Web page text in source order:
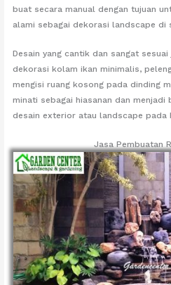
buat secara manual dengan tujuan
alami sebagai dekorasi landscape di
Desain yang cantik dan sangat
dekorasi kolam ikan minimalis,
mengisi ruang kosong pada dinding
minati sebagai hiasanan dan menjadi
desain exterior atau landscape pada
Jasa Pembuatan